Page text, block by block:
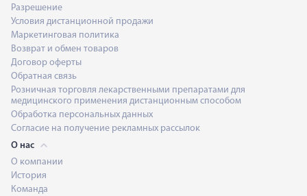
Разрешение
Условия дистанционной продажи
Маркетинговая политика
Возврат и обмен товаров
Договор оферты
Обратная связь
Розничная торговля лекарственными препаратами для
медицинского применения дистанционным способом
Обработка персональных данных
Согласие на получение рекламных рассылок
О нас
О компании
История
Команда